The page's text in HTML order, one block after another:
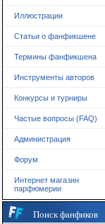
Иллюстрации
Статьи о фанфикшене
Термины фанфикшена
Инструменты авторов
Конкурсы и турниры
Частые вопросы (FAQ)
Администрация
Форум
Интернет магазин
парфюмерии
Поиск фанфиков